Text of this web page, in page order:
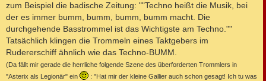
zum Beispiel die badische Zeitung: ""Techno heißt die Musik, bei
der es immer bumm, bumm, bumm, bumm macht. Die
durchgehende Basstrommel ist das Wichtigste am Techno.""
Tatsächlich klingen die Trommeln eines Taktgebers im
Rudererschiff ähnlich wie das Techno-BUMM.
(Da fällt mir gerade die herrliche folgende Szene des überforderten Trommlers in
"Asterix als Legionär" ein
: "Hat mir der kleine Gallier auch schon gesagt! Ich tu was